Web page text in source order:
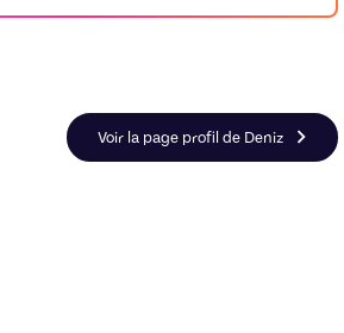
Voir la page profil de Deniz